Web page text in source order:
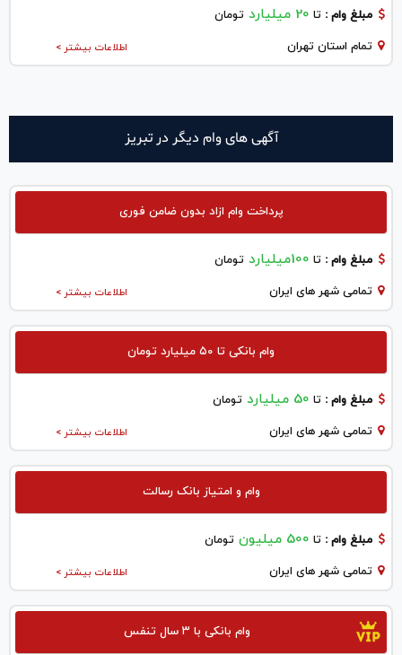
مبلغ وام : تا 20 میلیارد تومان
اطلاعات بیشتر > تمام استان تهران
آگهی های وام دیگر در تبريز
پرداخت وام ازاد بدون ضامن فوری
مبلغ وام : تا 100میلیارد تومان
اطلاعات بیشتر > تمامی شهر های ایران
وام بانکی تا ۵۰ میلیارد تومان
مبلغ وام : تا 50 میلیارد تومان
اطلاعات بیشتر > تمامی شهر های ایران
وام و امتیاز بانک رسالت
مبلغ وام : تا 500 میلیون تومان
اطلاعات بیشتر > تمامی شهر های ایران
وام بانکی با ۳ سال تنفس